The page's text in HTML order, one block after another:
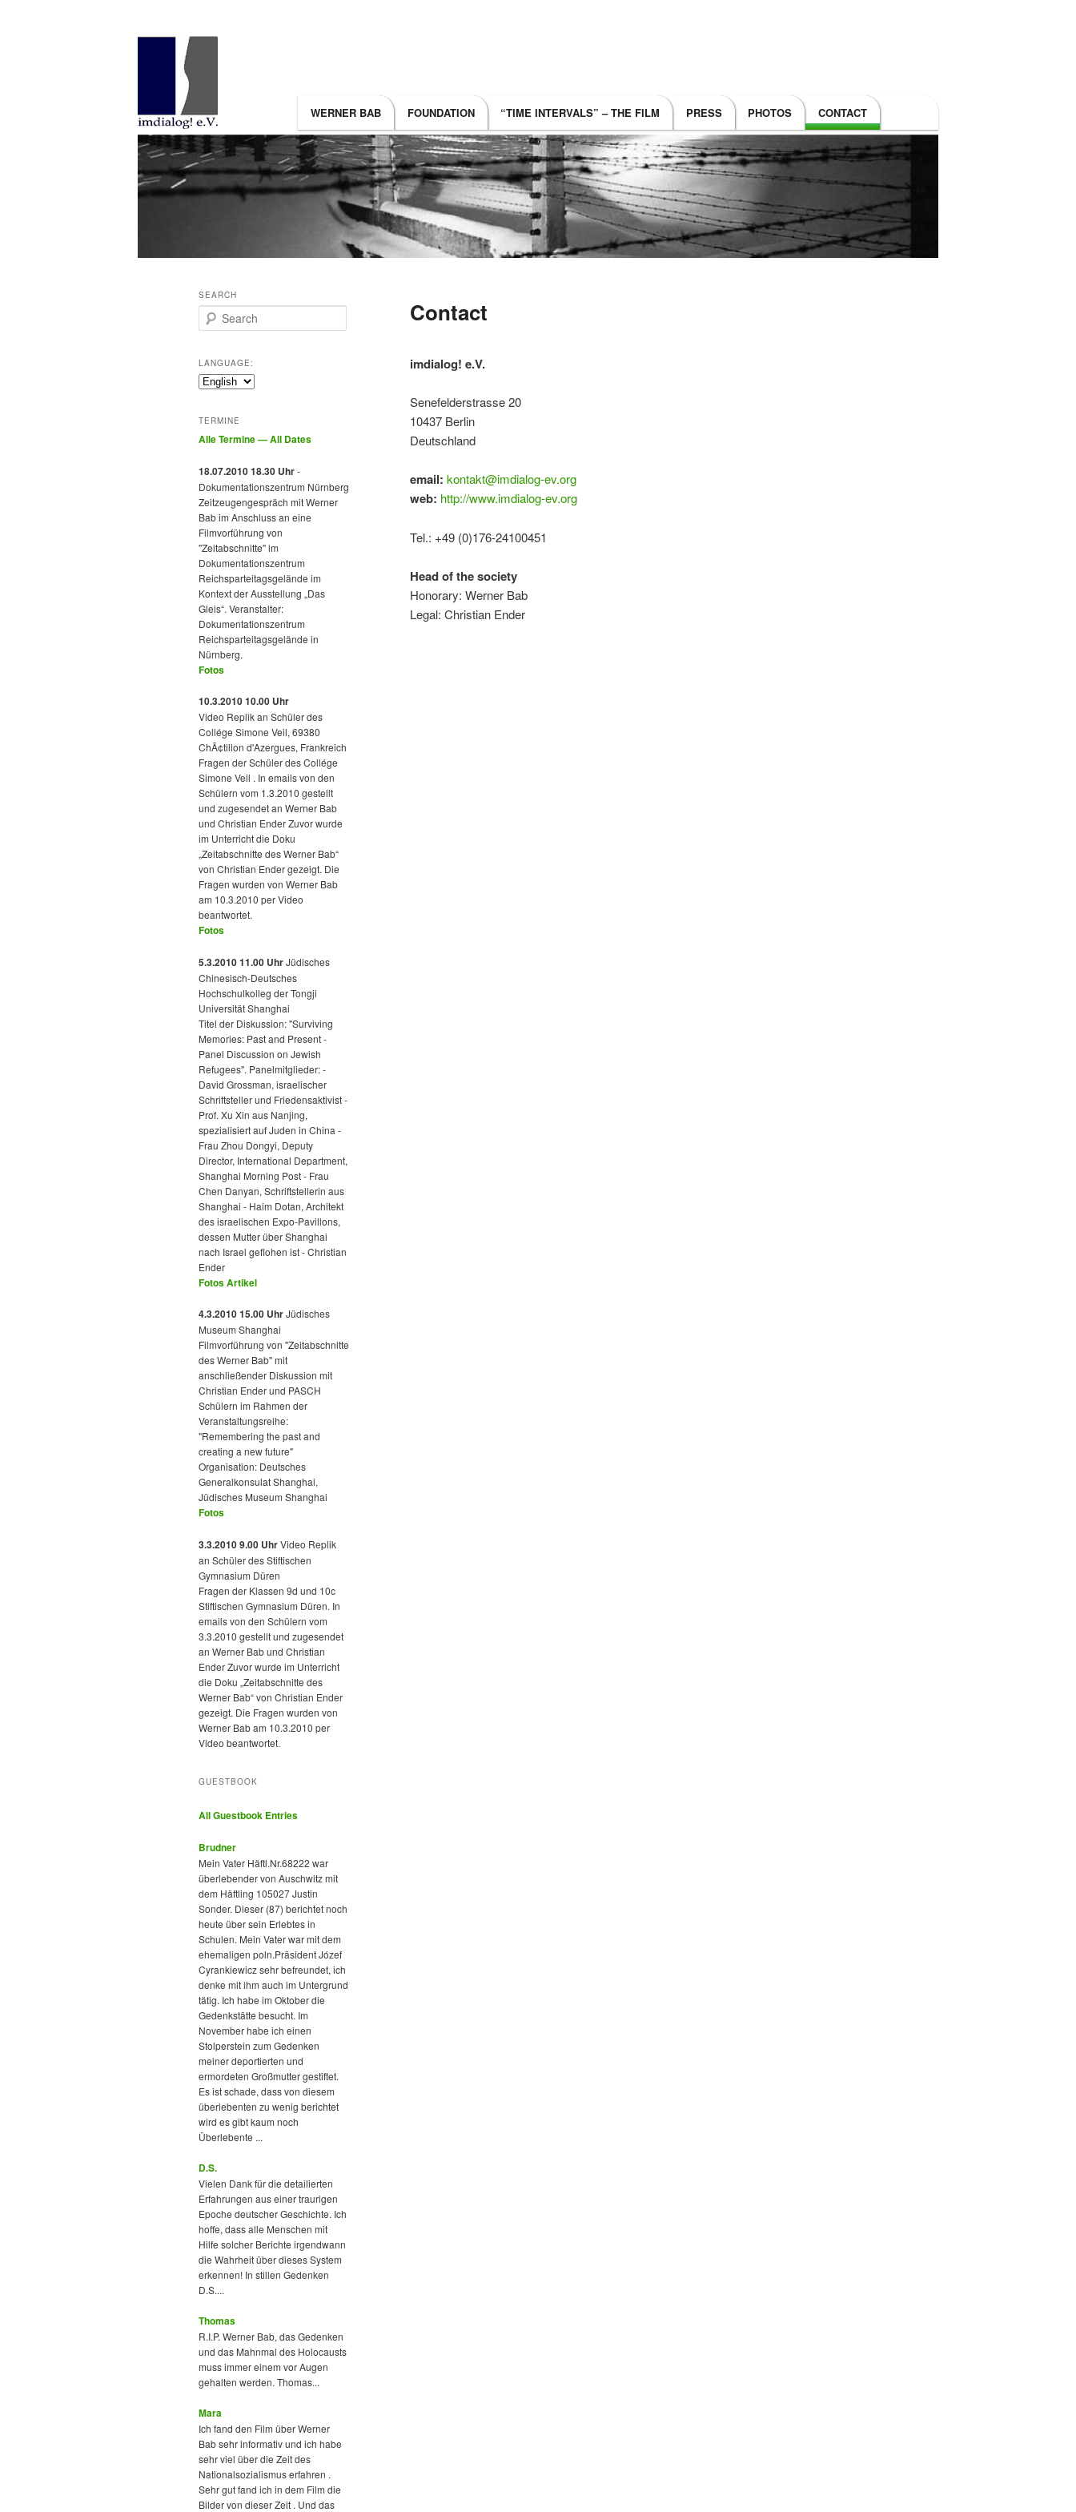
SKIP TO PRIMARY CONTENT
SKIP TO SECONDARY CONTENT
WERNER BAB FOUNDATION “TIME INTERVALS” – THE FILM PRESS PHOTOS CONTACT
Contact
imdialog! e.V.
Senefelderstrasse 20
10437 Berlin
Deutschland
email: kontakt@imdialog-ev.org
web: http://www.imdialog-ev.org
Tel.: +49 (0)176-24100451
Head of the society
Honorary: Werner Bab
Legal: Christian Ender
SEARCH
Search
LANGUAGE:
TERMINE
Alle Termine — All Dates
18.07.2010 18.30 Uhr-
Dokumentationszentrum Nürnberg
Zeitzeugengespräch mit Werner
Bab im Anschluss an eine
Filmvorführung von
"Zeitabschnitte" im
Dokumentationszentrum
Reichsparteitagsgelände im
Kontext der Ausstellung „Das
Gleis“. Veranstalter:
Dokumentationszentrum
Reichsparteitagsgelände in
Nürnberg.
Fotos
10.3.2010 10.00 Uhr
Video Replik an Schüler des
Collége Simone Veil, 69380
ChÃ¢tillon d'Azergues, Frankreich
Fragen der Schüler des Collége
Simone Veil . In emails von den
Schülern vom 1.3.2010 gestellt
und zugesendet an Werner Bab
und Christian Ender Zuvor wurde
im Unterricht die Doku
„Zeitabschnitte des Werner Bab“
von Christian Ender gezeigt. Die
Fragen wurden von Werner Bab
am 10.3.2010 per Video
beantwortet.
Fotos
5.3.2010 11.00 UhrJüdisches
Chinesisch-Deutsches
Hochschulkolleg der Tongji
Universität Shanghai
Titel der Diskussion: "Surviving
Memories: Past and Present -
Panel Discussion on Jewish
Refugees". Panelmitglieder: -
David Grossman, israelischer
Schriftsteller und Friedensaktivist -
Prof. Xu Xin aus Nanjing,
spezialisiert auf Juden in China -
Frau Zhou Dongyi, Deputy
Director, International Department,
Shanghai Morning Post - Frau
Chen Danyan, Schriftstellerin aus
Shanghai - Haim Dotan, Architekt
des israelischen Expo-Pavillons,
dessen Mutter über Shanghai
nach Israel geflohen ist - Christian
Ender
FotosArtikel
4.3.2010 15.00 UhrJüdisches
Museum Shanghai
Filmvorführung von "Zeitabschnitte
des Werner Bab" mit
anschließender Diskussion mit
Christian Ender und PASCH
Schülern im Rahmen der
Veranstaltungsreihe:
"Remembering the past and
creating a new future"
Organisation: Deutsches
Generalkonsulat Shanghai,
Jüdisches Museum Shanghai
Fotos
3.3.2010 9.00 UhrVideo Replik
an Schüler des Stiftischen
Gymnasium Düren
Fragen der Klassen 9d und 10c
Stiftischen Gymnasium Düren. In
emails von den Schülern vom
3.3.2010 gestellt und zugesendet
an Werner Bab und Christian
Ender Zuvor wurde im Unterricht
die Doku „Zeitabschnitte des
Werner Bab“ von Christian Ender
gezeigt. Die Fragen wurden von
Werner Bab am 10.3.2010 per
Video beantwortet.
GUESTBOOK
All Guestbook Entries
Brudner
Mein Vater Häftl.Nr.68222 war
überlebender von Auschwitz mit
dem Häftling 105027 Justin
Sonder. Dieser (87) berichtet noch
heute über sein Erlebtes in
Schulen. Mein Vater war mit dem
ehemaligen poln.Präsident Józef
Cyrankiewicz sehr befreundet, ich
denke mit ihm auch im Untergrund
tätig. Ich habe im Oktober die
Gedenkstätte besucht. Im
November habe ich einen
Stolperstein zum Gedenken
meiner deportierten und
ermordeten Großmutter gestiftet.
Es ist schade, dass von diesem
überlebenten zu wenig berichtet
wird es gibt kaum noch
Überlebente ...
D.S.
Vielen Dank für die detailierten
Erfahrungen aus einer traurigen
Epoche deutscher Geschichte. Ich
hoffe, dass alle Menschen mit
Hilfe solcher Berichte irgendwann
die Wahrheit über dieses System
erkennen! In stillen Gedenken
D.S....
Thomas
R.I.P. Werner Bab, das Gedenken
und das Mahnmal des Holocausts
muss immer einem vor Augen
gehalten werden. Thomas...
Mara
Ich fand den Film über Werner
Bab sehr informativ und ich habe
sehr viel über die Zeit des
Nationalsozialismus erfahren .
Sehr gut fand ich in dem Film die
Bilder von dieser Zeit . Und das